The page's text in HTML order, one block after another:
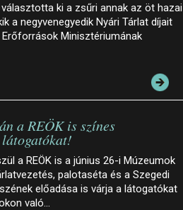
ki a zsűri annak az öt hazai
a negyvenegyedik Nyári Tárlat díjait
Minisztériumának
a REÖK is színes
a REÖK is a június 26-i Múzeumok
palotaséta és a Szegedi
előadása is várja a látogatókat
való…